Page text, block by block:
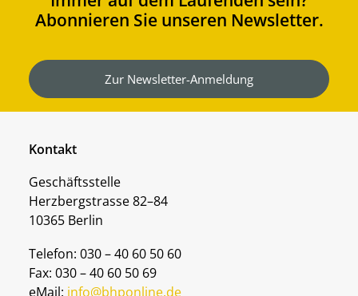
Abonnieren Sie unseren Newsletter.
Zur Newsletter-Anmeldung
Kontakt
Geschäftsstelle
Herzbergstrasse 82–84
10365 Berlin
Telefon: 030 – 40 60 50 60
Fax: 030 – 40 60 50 69
eMail: info@bhponline.de